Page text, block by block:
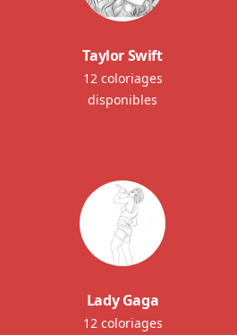
Taylor Swift
12 coloriages
disponibles
Lady Gaga
12 coloriages